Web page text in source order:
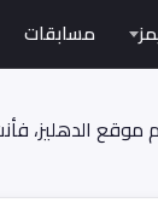
موقع الدهليز،
مسابقات